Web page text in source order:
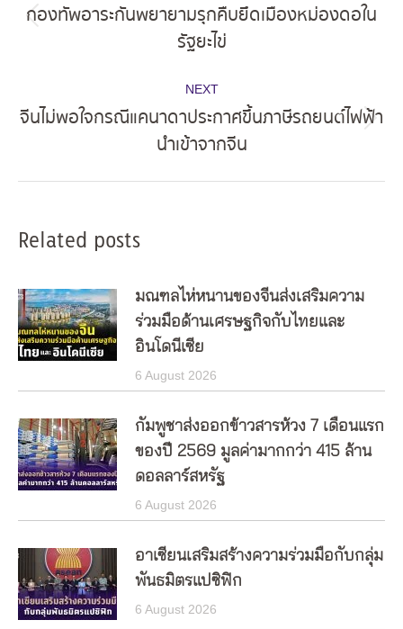
Previous
post:
กองทัพอาระกันพยายามรุกคืบยึดเมืองหม่องดอใน
รัฐยะไข่
NEXT
post:
จีนไม่พอใจกรณีแคนาดาประกาศขึ้นภาษีรถยนต์ไฟฟ้า
นำเข้าจากจีน
Related posts
มณฑลไห่หนานของจีนส่งเสริมความ
ร่วมมือด้านเศรษฐกิจกับไทยและ
อินโดนีเซีย
6 August 2026
กัมพูชาส่งออกข้าวสารห้วง 7 เดือนแรก
ของปี 2569 มูลค่ามากกว่า 415 ล้าน
ดอลลาร์สหรัฐ
6 August 2026
อาเซียนเสริมสร้างความร่วมมือกับกลุ่ม
พันธมิตรแปซิฟิก
6 August 2026